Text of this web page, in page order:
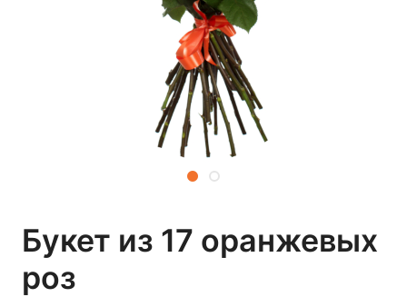
Букет из 17 оранжевых
роз